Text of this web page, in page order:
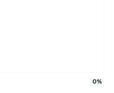
0%